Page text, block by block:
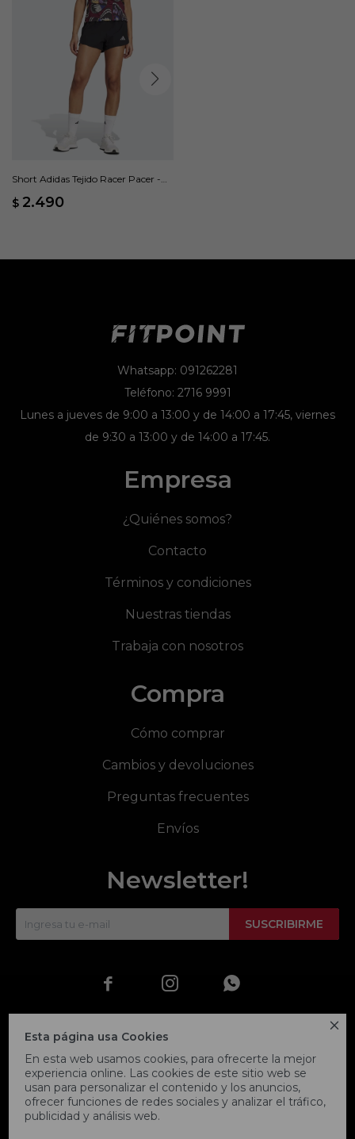

Esta página usa Cookies
En esta web usamos cookies, para ofrecerte la mejor
experiencia online. Las cookies de este sitio web se
usan para personalizar el contenido y los anuncios,
ofrecer funciones de redes sociales y analizar el tráfico,
publicidad y análisis web.
Short Adidas Tejido Racer Pacer -
$ 2.490
Whatsapp: 091262281
Teléfono: 2716 9991
Lunes a jueves de 9:00 a 13:00 y de 14:00 a 17:45, viernes
de 9:30 a 13:00 y de 14:00 a 17:45.
Empresa
¿Quiénes somos?
Contacto
Términos y condiciones
Nuestras tiendas
Trabaja con nosotros
Compra
Cómo comprar
Cambios y devoluciones
Preguntas frecuentes
Envíos
Newsletter!
SUSCRIBIRME
  